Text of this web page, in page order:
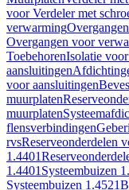
voor Verdeler met
verwarming
Overgangen voor
ToebehorenIsolatie
aansluitingen
voor aansluitingen
muurplaten
muurplaten
flensverbindingen
rvsReserveonderdelen
1.4401
1.4401 Systeembuizen
Systeembuizen 1.4521